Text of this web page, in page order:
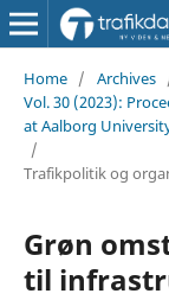
Home / Archives
Vol. 30 (2023):
at Aalborg
/
Trafikpolitik og
Grøn
til